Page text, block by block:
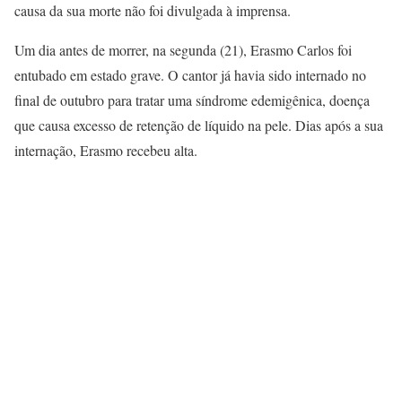
causa da sua morte não foi divulgada à imprensa.
Um dia antes de morrer, na segunda (21), Erasmo Carlos foi
entubado em estado grave. O cantor já havia sido internado no
final de outubro para tratar uma síndrome edemigênica, doença
que causa excesso de retenção de líquido na pele. Dias após a sua
internação, Erasmo recebeu alta.